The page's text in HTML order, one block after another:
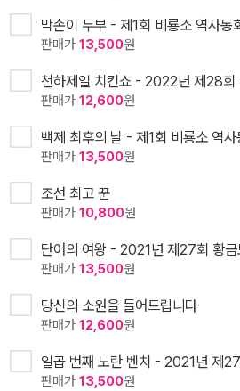
막손이 두부 - 제1회 비룡소 역사동
판매가 13,500원
천하제일 치킨쇼 - 2022년 제28회
판매가 12,600원
백제 최후의 날 - 제1회 비룡소 역
판매가 13,500원
조선 최고 꾼
판매가 10,800원
단어의 여왕 - 2021년 제27회 황금
판매가 13,500원
당신의 소원을 들어드립니다
판매가 12,600원
일곱 번째 노란 벤치 - 2021년 제
판매가 13,500원